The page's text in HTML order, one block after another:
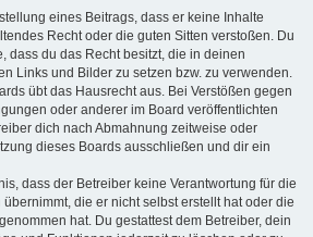
eines Beitrags, dass er keine Inhalte
Recht oder die guten Sitten verstoßen. Du
dass du das Recht besitzt, die in deinen
Links und Bilder zu setzen bzw. zu verwenden.
übt das Hausrecht aus. Bei Verstößen gegen
oder anderer im Board veröffentlichten
dich nach Abmahnung zeitweise oder
dieses Boards ausschließen und dir ein
dass der Betreiber keine Verantwortung für die
die er nicht selbst erstellt hat oder die
hat. Du gestattest dem Betreiber, dein